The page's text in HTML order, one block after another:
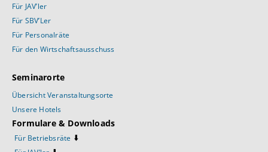
Für JAV’ler
Für SBV’Ler
Für Personalräte
Für den Wirtschaftsausschuss
Seminarorte
Übersicht Veranstaltungsorte
Unsere Hotels
Formulare & Downloads
Für Betriebsräte ⬇️